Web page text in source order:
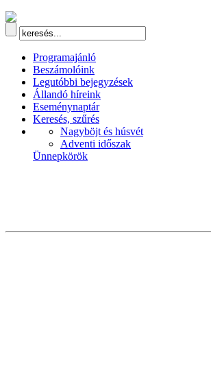
Programajánló
Beszámolóink
Legutóbbi bejegyzések
Állandó híreink
Eseménynaptár
Keresés, szűrés
Nagyböjt és húsvét
Adventi időszak
Ünnepkörök